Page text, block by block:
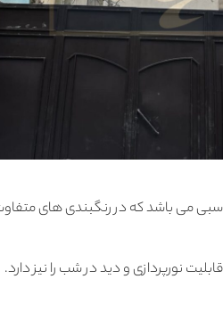
می باشد که در رنگبندی های
نورپردازی و دید در شب را نیز دارد.